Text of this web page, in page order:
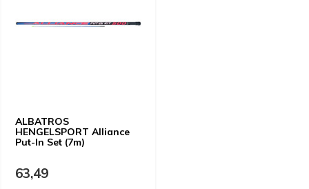
ALBATROS
HENGELSPORT Alliance
Put-In Set (7m)
63,49